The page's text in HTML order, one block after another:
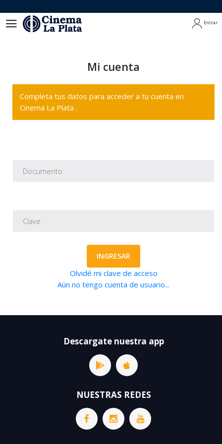
Entrar
Mi cuenta
Completa tus datos para acceder a tu cuenta en
Cinema La Plata .
INGRESAR
Olvidé mi clave de acceso
Aún no tengo cuenta de usuario...
Descargate nuestra app
NUESTRAS REDES